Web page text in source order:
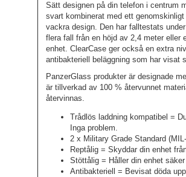
Sätt designen på din telefon i centrum
svart kombinerat med ett
vackra design. Den har falltestats
flera fall från en höjd av 2,4 meter eller
enhet. ClearCase ger också en extra
antibakteriell beläggning som har visat
PanzerGlass produkter är designade
är tillverkad av 100 % återvunnet
återvinnas.
Trådlös laddning kompatibel =
Inga problem.
2 x Military Grade Standard
Reptålig = Skyddar din enhet
Stöttålig = Håller din enhet
Antibakteriell = Bevisat döda